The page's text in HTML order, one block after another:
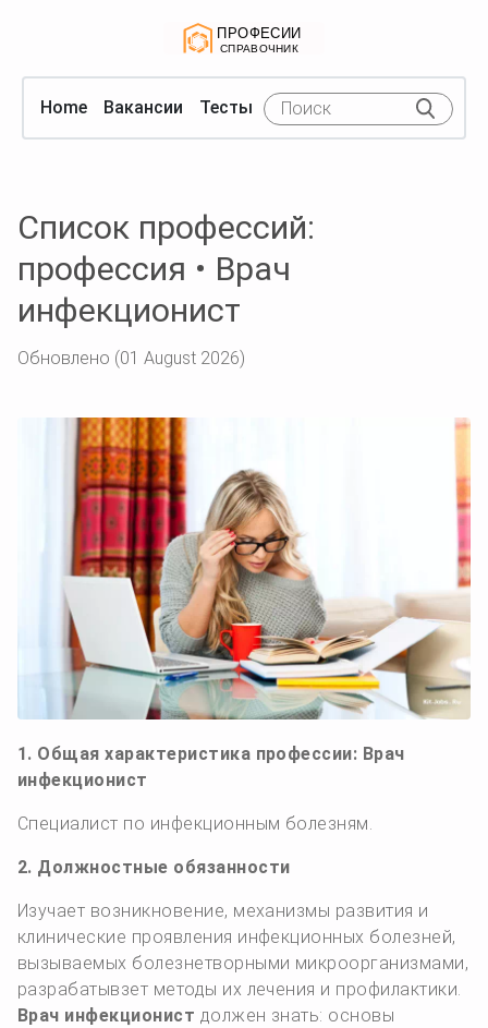
Home Вакансии Тесты
Список профессий:
профессия • Врач
инфекционист
Обновлено (01 August 2026)
1. Общая характеристика профессии: Врач
инфекционист
Специалист по инфекционным болезням.
2. Должностные обязанности
Изучает возникновение, механизмы развития и
клинические проявления инфекционных болезней,
вызываемых болезнетворными микроорганизмами,
разрабатывзет методы их лечения и профилактики.
Врач инфекционист должен знать: основы